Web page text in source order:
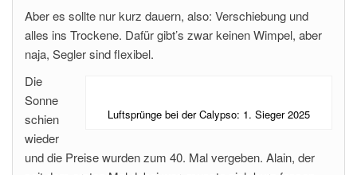
Aber es sollte nur kurz dauern, also: Verschiebung und
alles ins Trockene. Dafür gibt’s zwar keinen Wimpel, aber
naja, Segler sind flexibel.
Luftsprünge bei der Calypso: 1. Sieger 2025
Die
Sonne
schien
wieder
und die Preise wurden zum 40. Mal vergeben. Alain, der